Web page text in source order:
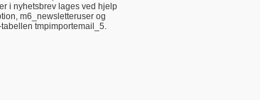
i nyhetsbrev lages ved hjelp
m6_newsletteruser og
tmpimportemail_5.